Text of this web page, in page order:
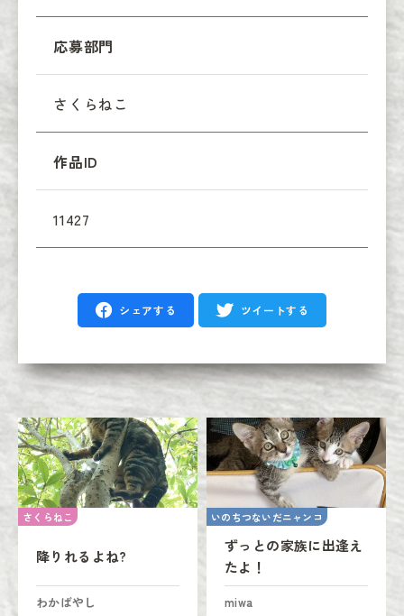
応募部門
さくらねこ
作品ID
11427
シェアする ツイートする
さくらねこ
降りれるよね?
わかばやし
いのちつないだニャンコ
ずっとの家族に出逢え
たよ！
miwa